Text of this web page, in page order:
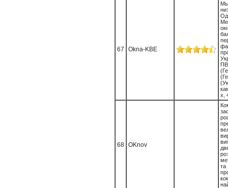
67 Okna-KBE
х,
68 OKnov